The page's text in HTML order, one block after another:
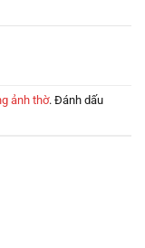
ảnh thờ. Đánh dấu